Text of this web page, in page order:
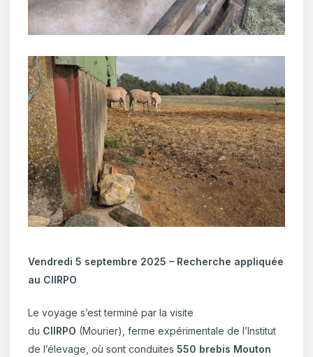
Vendredi 5 septembre 2025 – Recherche appliquée
au CIIRPO
Le voyage s’est terminé par la visite
du CIIRPO (Mourier), ferme expérimentale de l’Institut
de l’élevage, où sont conduites550 brebis Mouton